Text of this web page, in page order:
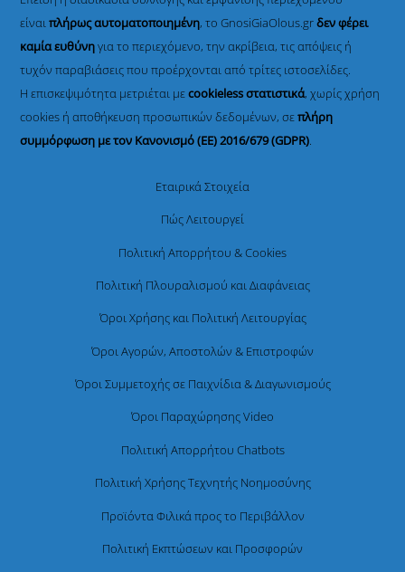
είναιπλήρως αυτοματοποιημένη, το GnosiGiaOlous.grδεν φέρει
καμία ευθύνηγια το περιεχόμενο, την ακρίβεια, τις απόψεις ή
τυχόν παραβιάσεις που προέρχονται από τρίτες ιστοσελίδες.
Η επισκεψιμότητα μετριέται μεcookieless στατιστικά, χωρίς χρήση
cookies ή αποθήκευση προσωπικών δεδομένων, σεπλήρη
συμμόρφωση με τον Κανονισμό (ΕΕ) 2016/679 (GDPR).
Εταιρικά Στοιχεία
Πώς Λειτουργεί
Πολιτική Απορρήτου & Cookies
Πολιτική Πλουραλισμού και Διαφάνειας
Όροι Χρήσης και Πολιτική Λειτουργίας
Όροι Αγορών, Αποστολών & Επιστροφών
Όροι Συμμετοχής σε Παιχνίδια & Διαγωνισμούς
Όροι Παραχώρησης Video
Πολιτική Απορρήτου Chatbots
Πολιτική Χρήσης Τεχνητής Νοημοσύνης
Προϊόντα Φιλικά προς το Περιβάλλον
Πολιτική Εκπτώσεων και Προσφορών